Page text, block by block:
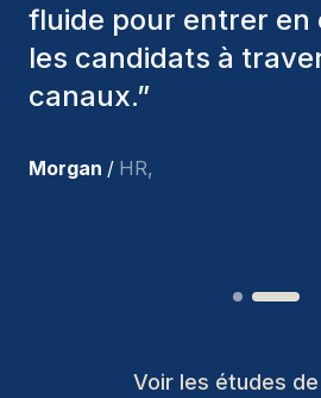
nous avons recrutés
parmi nous, et
suis très satisfait des
Voir les études